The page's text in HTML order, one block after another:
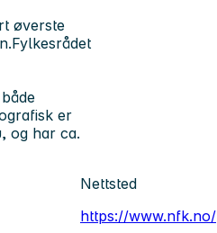
øverste
er
og har ca.
Nettsted
https://www.nfk.no/